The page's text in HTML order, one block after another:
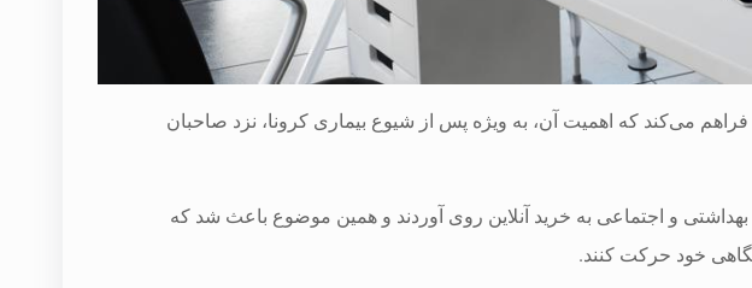
می‌کند که اهمیت آن، به ویژه پس از شیوع بیماری کرونا، نزد صاحبان
بهداشتی و اجتماعی به خرید آنلاین روی آوردند و همین موضوع باعث شد که
خود حرکت کنند.